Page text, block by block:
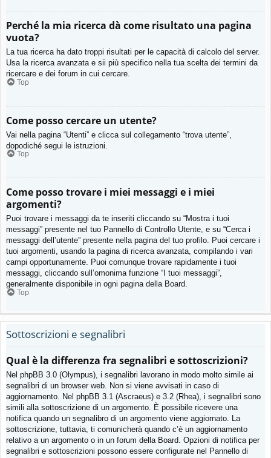
Perché la mia ricerca dà come risultato una pagina
vuota?
La tua ricerca ha dato troppi risultati per le capacità di calcolo del server.
Usa la ricerca avanzata e sii più specifico nella tua scelta dei termini da
ricercare e dei forum in cui cercare.
Top
Come posso cercare un utente?
Vai nella pagina “Utenti” e clicca sul collegamento “trova utente”,
dopodiché segui le istruzioni.
Top
Come posso trovare i miei messaggi e i miei
argomenti?
Puoi trovare i messaggi da te inseriti cliccando su “Mostra i tuoi
messaggi” presente nel tuo Pannello di Controllo Utente, e su “Cerca i
messaggi dell’utente” presente nella pagina del tuo profilo. Puoi cercare i
tuoi argomenti, usando la pagina di ricerca avanzata, compilando i vari
campi opportunamente. Puoi comunque trovare rapidamente i tuoi
messaggi, cliccando sull’omonima funzione “I tuoi messaggi”,
generalmente disponibile in ogni pagina della Board.
Top
Sottoscrizioni e segnalibri
Qual è la differenza fra segnalibri e sottoscrizioni?
Nel phpBB 3.0 (Olympus), i segnalibri lavorano in modo molto simile ai
segnalibri di un browser web. Non si viene avvisati in caso di
aggiornamento. Nel phpBB 3.1 (Ascraeus) e 3.2 (Rhea), i segnalibri sono
simili alla sottoscrizione di un argomento. È possibile ricevere una
notifica quando un segnalibro di un argomento viene aggiornato. La
sottoscrizione, tuttavia, ti comunicherà quando c’è un aggiornamento
relativo a un argomento o in un forum della Board. Opzioni di notifica per
segnalibri e sottoscrizioni possono essere configurate nel Pannello di